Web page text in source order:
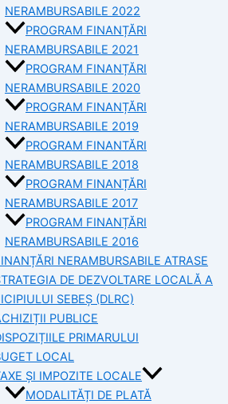
NERAMBURSABILE 2022
PROGRAM FINANȚĂRI
NERAMBURSABILE 2021
PROGRAM FINANȚĂRI
NERAMBURSABILE 2020
PROGRAM FINANȚĂRI
NERAMBURSABILE 2019
PROGRAM FINANTĂRI
NERAMBURSABILE 2018
PROGRAM FINANȚĂRI
NERAMBURSABILE 2017
PROGRAM FINANȚĂRI
NERAMBURSABILE 2016
NERAMBURSABILE ATRASE
DE DEZVOLTARE LOCALĂ A
SEBEȘ (DLRC)
PUBLICE
PRIMARULUI
LOCAL
ȘI IMPOZITE LOCALE
MODALITĂȚI DE PLATĂ